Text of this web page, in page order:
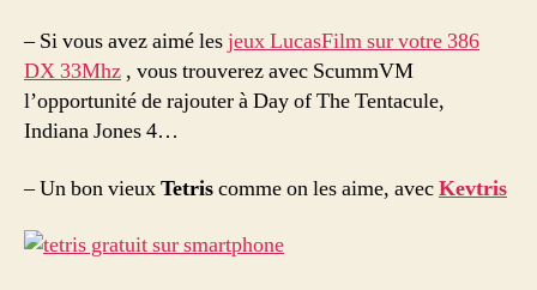
– Si vous avez aimé lesjeux LucasFilm sur votre 386
DX 33Mhz , vous trouverez avec ScummVM
l’opportunité de rajouter à Day of The Tentacule,
Indiana Jones 4…
– Un bon vieuxTetriscomme on les aime, avecKevtris